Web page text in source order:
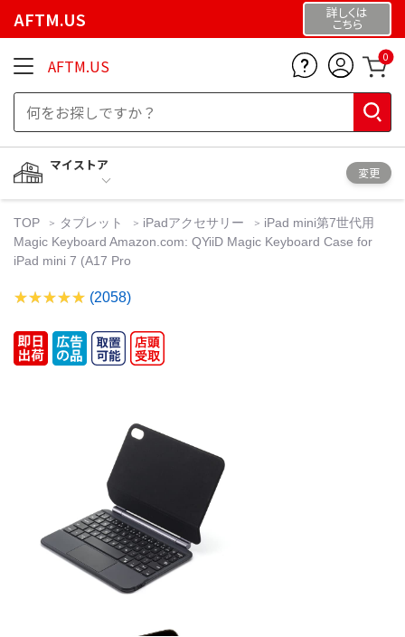
AFTM.US 詳しくは
こちら
AFTM.US 0
マイストア
変更
TOP タブレット iPadアクセサリー
iPad mini第7世代用
Magic Keyboard Amazon.com: QYiiD Magic Keyboard Case for
iPad mini 7 (A17 Pro
(2058)